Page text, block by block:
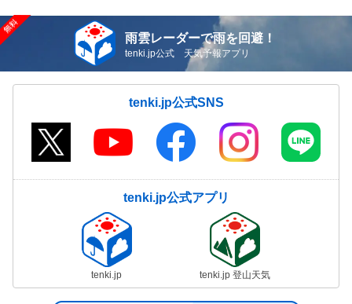
雨雲レーダーで雨を回避！
tenki.jp公式 天気予報アプリ
tenki.jp公式SNS
tenki.jp公式アプリ
tenki.jp tenki.jp 登山天気